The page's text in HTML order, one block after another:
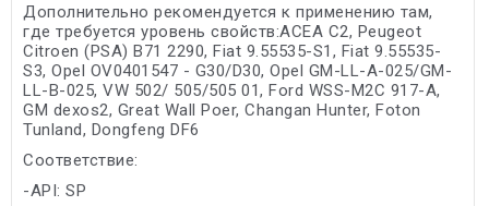
Дополнительно рекомендуется к применению там,
где требуется уровень свойств:ACEA C2, Peugeot
Citroen (PSA) B71 2290, Fiat 9.55535-S1, Fiat 9.55535-
S3, Opel OV0401547 - G30/D30, Opel GM-LL-A-025/GM-
LL-B-025, VW 502/ 505/505 01, Ford WSS-M2C 917-A,
GM dexos2, Great Wall Poer, Changan Hunter, Foton
Tunland, Dongfeng DF6
Соответствие:
-API: SP